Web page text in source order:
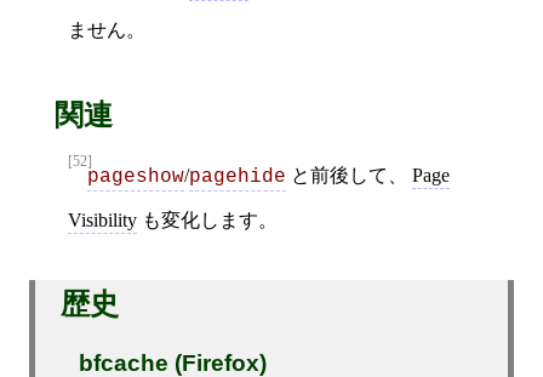
ません。
関連
[52]
pageshow/pagehide と前後して、 Page
Visibility も変化します。
歴史
bfcache (Firefox)